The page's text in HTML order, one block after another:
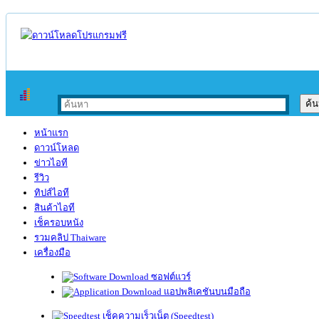
หน้าแรก
ดาวน์โหลด
ข่าวไอที
รีวิว
ทิปส์ไอที
สินค้าไอที
เช็ครอบหนัง
รวมคลิป Thaiware
เครื่องมือ
ซอฟต์แวร์
แอปพลิเคชันบนมือถือ
เช็คความเร็วเน็ต (Speedtest)